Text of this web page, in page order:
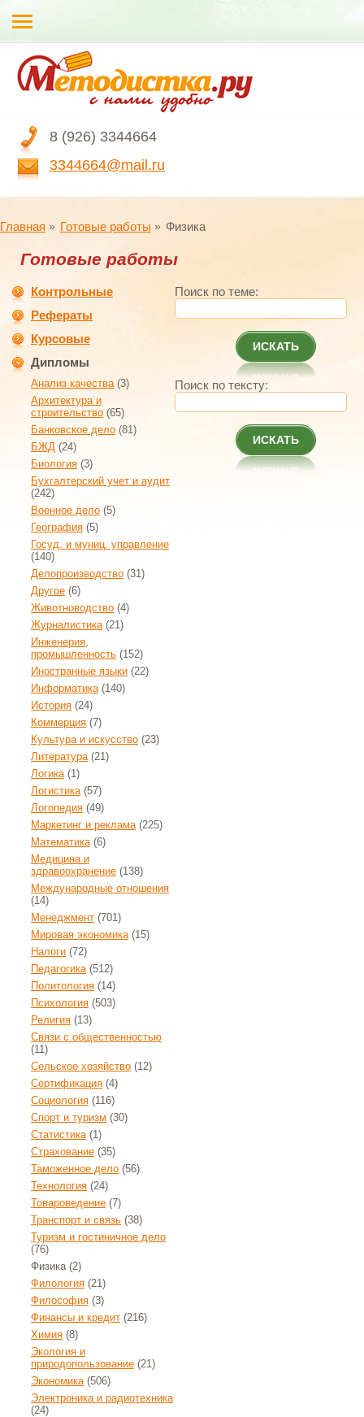
8 (926) 3344664
3344664@mail.ru
Главная Готовые работы Физика
Готовые работы
Контрольные
Рефераты
Курсовые
Дипломы
Анализ качества(3)
Архитектура и
строительство (65)
Банковское дело (81)
БЖД (24)
Биология (3)
Бухгалтерский учет и аудит
(242)
Военное дело (5)
География (5)
Госуд. и муниц. управление
(140)
Делопроизводство (31)
Другое (6)
Животноводство (4)
Журналистика(21)
Инженерия,
промышленность (152)
Иностранные языки (22)
Информатика(140)
История (24)
Коммерция (7)
Культура и искусство (23)
Литература(21)
Логика(1)
Логистика(57)
Логопедия (49)
Маркетинг и реклама(225)
Математика(6)
Медицина и
здравоохранение (138)
Международные отношения
(14)
Менеджмент (701)
Мировая экономика(15)
Налоги (72)
Педагогика(512)
Политология (14)
Психология (503)
Религия (13)
Связи с общественностью
(11)
Сельское хозяйство (12)
Сертификация (4)
Социология (116)
Спорт и туризм (30)
Статистика(1)
Страхование (35)
Таможенное дело (56)
Технология (24)
Товароведение (7)
Транспорт и связь (38)
Туризм и гостиничное дело
(76)
Физика(2)
Филология (21)
Философия (3)
Финансы и кредит (216)
Химия (8)
Экология и
природопользование (21)
Экономика(506)
Электроника и радиотехника
(24)
Поиск по теме:
ИСКАТЬ
Поиск по тексту:
ИСКАТЬ